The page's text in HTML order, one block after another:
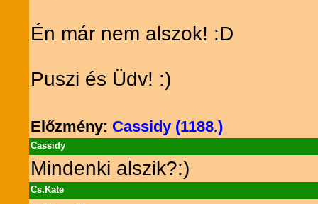
Én már nem alszok! :D
Puszi és Üdv! :)
Előzmény: Cassidy (1188.)
Cassidy
Mindenki alszik?:)
Cs.Kate